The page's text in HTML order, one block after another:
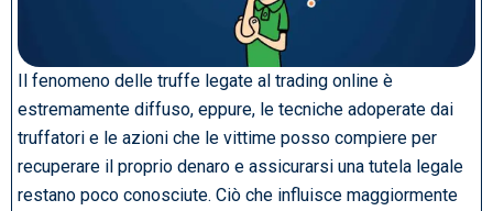
Il fenomeno delle truffe legate al trading online è
estremamente diffuso, eppure, le tecniche adoperate dai
truffatori e le azioni che le vittime posso compiere per
recuperare il proprio denaro e assicurarsi una tutela legale
restano poco conosciute. Ciò che influisce maggiormente